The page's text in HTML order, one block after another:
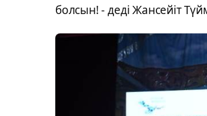
болсын! - деді Жансейіт